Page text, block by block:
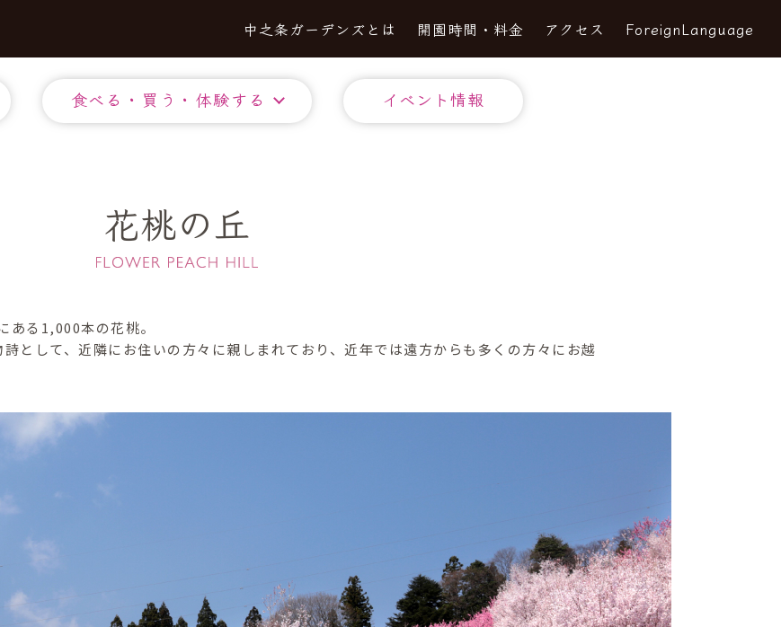
中之条ガーデンズとは 開園時間・料金 アクセス ForeignLanguage
食べる・買う・体験する イベント情報
花桃の丘
ある1,000本の花桃。
として、近隣にお住いの方々に親しまれており、近年では遠方からも多くの方々にお越